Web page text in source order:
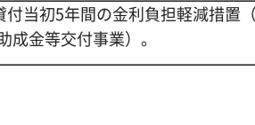
当初5年間の金利負担軽減措置
金等交付事業）。